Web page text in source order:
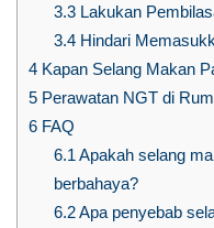
3.3Lakukan
3.4Hindari
4 Kapan Selang Makan
5 Perawatan NGT di
6 FAQ
6.1 Apakah selang
berbahaya?
6.2Apa penyebab